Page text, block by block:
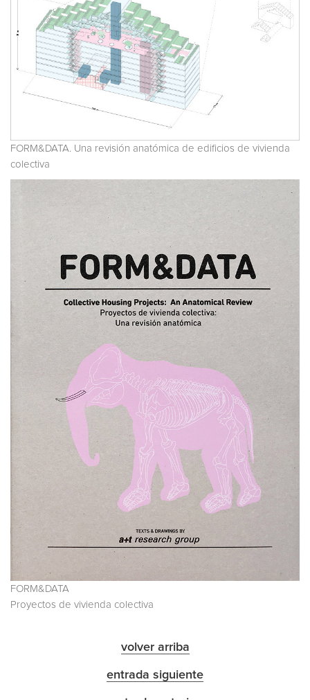
FORM&DATA. Una revisión anatómica de edificios de vivienda
colectiva
FORM&DATA
Proyectos de vivienda colectiva
volver arriba
entrada siguiente